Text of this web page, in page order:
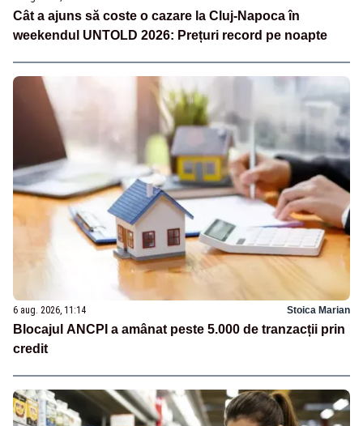
Cât a ajuns să coste o cazare la Cluj-Napoca în
weekendul UNTOLD 2026: Prețuri record pe noapte
6 aug. 2026, 11:14 Stoica Marian
Blocajul ANCPI a amânat peste 5.000 de tranzacții prin
credit